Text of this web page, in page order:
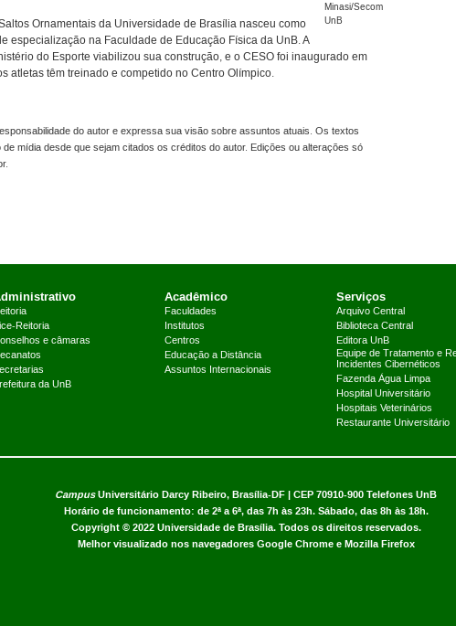
Minasi/Secom
UnB
Ornamentais da Universidade de Brasília nasceu como
especialização na Faculdade de Educação Física da UnB. A
do Esporte viabilizou sua construção, e o CESO foi inaugurado em
atletas têm treinado e competido no Centro Olímpico.
do autor e expressa sua visão sobre assuntos atuais. Os textos
mídia desde que sejam citados os créditos do autor. Edições ou alterações só
Reitoria
e câmaras
da UnB
Acadêmico
Faculdades
Institutos
Centros
Educação a Distância
Assuntos Internacionais
Serviços
Arquivo Central
Biblioteca Central
Editora UnB
Equipe de Tratamento e
Incidentes Cibernéticos
Fazenda Água Limpa
Hospital Universitário
Hospitais Veterinários
Restaurante Universitário
CampusUniversitário Darcy Ribeiro, Brasília-DF | CEP 70910-900 Telefones UnB
Horário de funcionamento: de 2ª a 6ª, das 7h às 23h. Sábado, das 8h às 18h.
Copyright © 2022 Universidade de Brasília. Todos os direitos reservados.
Melhor visualizado nos navegadores Google Chrome e Mozilla Firefox